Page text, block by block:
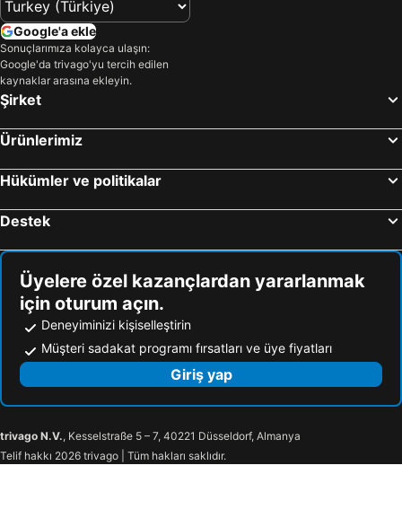
Thassos Island Otelleri
İstanbul Çevresi Otelleri
Maldivler Otelleri
Afyonkarahisar Çevresi Otelleri
Google'a ekle
Sonuçlarımıza kolayca ulaşın:
Google'da trivago'yu tercih edilen
kaynaklar arasına ekleyin.
Şirket
Ürünlerimiz
Hükümler ve politikalar
Destek
Üyelere özel kazançlardan yararlanmak
için oturum açın.
Deneyiminizi kişiselleştirin
Müşteri sadakat programı fırsatları ve üye fiyatları
Giriş yap
trivago N.V., Kesselstraße 5 – 7, 40221 Düsseldorf, Almanya
Telif hakkı 2026 trivago | Tüm hakları saklıdır.